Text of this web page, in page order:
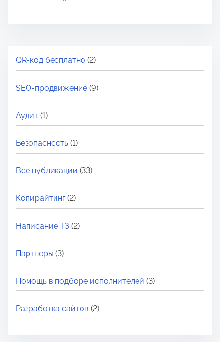
QR-код бесплатно (2)
SEO-продвижение (9)
Аудит (1)
Безопасность (1)
Все публикации (33)
Копирайтинг(2)
Написание ТЗ (2)
Партнеры (3)
Помощь в подборе исполнителей (3)
Разработка сайтов (2)